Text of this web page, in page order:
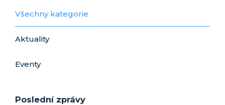
Všechny kategorie
Aktuality
Eventy
Poslední zprávy